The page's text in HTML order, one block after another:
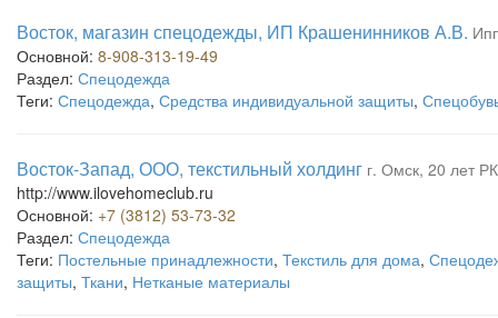
Восток, магазин спецодежды, ИП Крашенинников А.В.
Основной: 8-908-313-19-49
Раздел: Спецодежда
Теги: Спецодежда, Средства индивидуальной защиты,
Восток-Запад, ООО, текстильный холдинг г. Омск, 20 лет
http://www.ilovehomeclub.ru
Основной: +7 (3812) 53-73-32
Раздел: Спецодежда
Теги: Постельные принадлежности, Текстиль для дома,
защиты, Ткани, Нетканые материалы